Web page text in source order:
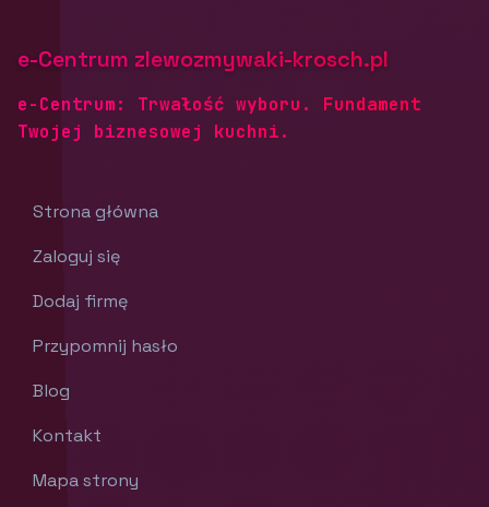
e-Centrum zlewozmywaki-krosch.pl
e-Centrum: Trwałość wyboru. Fundament
Twojej biznesowej kuchni.
Strona główna
Zaloguj się
Dodaj firmę
Przypomnij hasło
Blog
Kontakt
Mapa strony